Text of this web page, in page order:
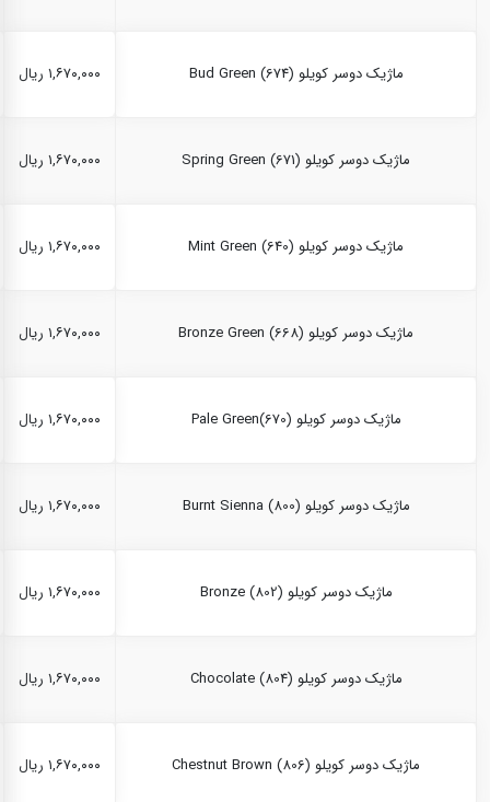
ماژیک دوسر کویلو Bud Green (674) ۱,۶۷۰,۰۰۰ ریال
ماژیک دوسر کویلو Spring Green (671) ۱,۶۷۰,۰۰۰ ریال
ماژیک دوسر کویلو Mint Green (640) ۱,۶۷۰,۰۰۰ ریال
ماژیک دوسر کویلو Bronze Green (668) ۱,۶۷۰,۰۰۰ ریال
ماژیک دوسر کویلو Pale Green(670) ۱,۶۷۰,۰۰۰ ریال
ماژیک دوسر کویلو Burnt Sienna (800) ۱,۶۷۰,۰۰۰ ریال
ماژیک دوسر کویلو Bronze (802) ۱,۶۷۰,۰۰۰ ریال
ماژیک دوسر کویلو Chocolate (804) ۱,۶۷۰,۰۰۰ ریال
ماژیک دوسر کویلو Chestnut Brown (806) ۱,۶۷۰,۰۰۰ ریال